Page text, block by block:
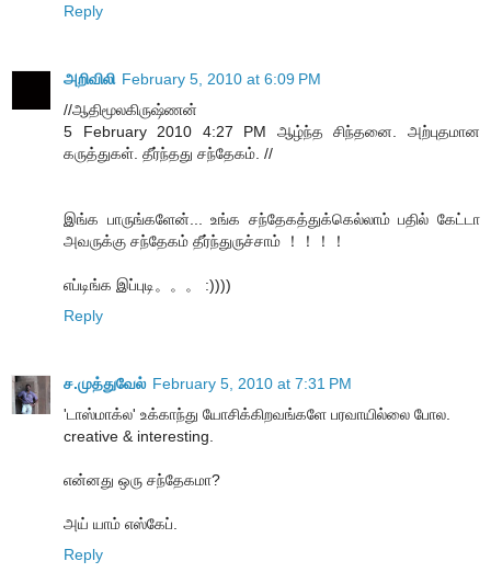
Reply
அறிவிலி February 5, 2010 at 6:09 PM
//ஆதிமூலகிருஷ்ணன்
5 February 2010 4:27 PM ஆழ்ந்த சிந்தனை. அற்புதமான
கருத்துகள். தீர்ந்தது சந்தேகம். //
இங்க பாருங்களேன்... உங்க சந்தேகத்துக்கெல்லாம் பதில் கேட்டா
அவருக்கு சந்தேகம் தீர்ந்துருச்சாம் ！！！！
எப்டிங்க இப்புடி。。。 :))))
Reply
ச.முத்துவேல் February 5, 2010 at 7:31 PM
'டாஸ்மாக்ல' உக்காந்து யோசிக்கிறவங்களே பரவாயில்லை போல.
creative & interesting.
என்னது ஒரு சந்தேகமா?
அய் யாம் எஸ்கேப்.
Reply